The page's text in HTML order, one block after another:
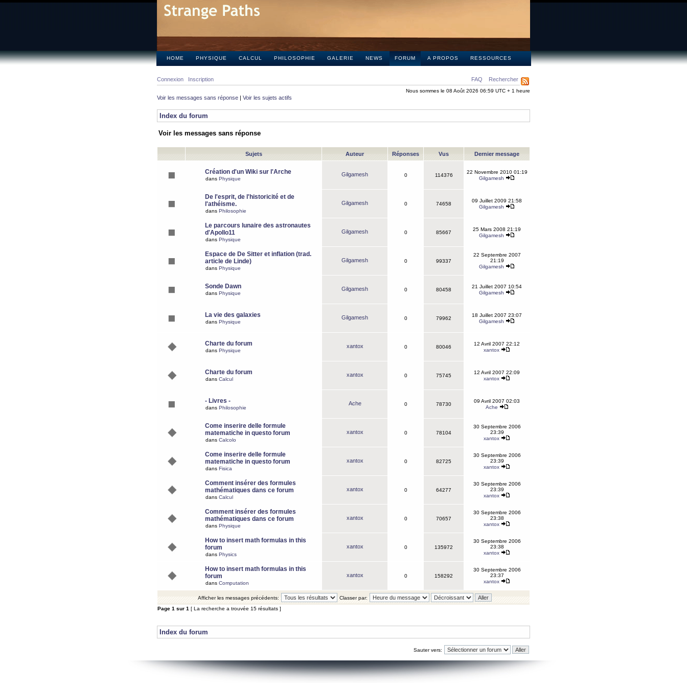
HOME PHYSIQUE CALCUL PHILOSOPHIE GALERIE NEWS FORUM A PROPOS RESSOURCES
FAQ Rechercher
Connexion Inscription
Nous sommes le 08 Août 2026 06:59 UTC + 1 heure
Voir les messages sans réponse | Voir les sujets actifs
Index du forum
Voir les messages sans réponse
Sujets Auteur Réponses Vus Dernier message
Création d'un Wiki sur l'Arche
dans Physique
Gilgamesh 0 114376
22 Novembre 2010 01:19
Gilgamesh
De l'esprit, de l'historicité et de
l'athéisme.
dans Philosophie
Gilgamesh 0 74658
09 Juillet 2009 21:58
Gilgamesh
Le parcours lunaire des astronautes
d'Apollo11
dans Physique
Gilgamesh 0 85667
25 Mars 2008 21:19
Gilgamesh
Espace de De Sitter et inflation (trad.
article de Linde)
dans Physique
Gilgamesh 0 99337
22 Septembre 2007
21:19
Gilgamesh
Sonde Dawn
dans Physique
Gilgamesh 0 80458
21 Juillet 2007 10:54
Gilgamesh
La vie des galaxies
dans Physique
Gilgamesh 0 79962
18 Juillet 2007 23:07
Gilgamesh
Charte du forum
dans Physique
xantox 0 80046
12 Avril 2007 22:12
xantox
Charte du forum
dans Calcul
xantox 0 75745
12 Avril 2007 22:09
xantox
- Livres -
dans Philosophie
Ache 0 78730
09 Avril 2007 02:03
Ache
Come inserire delle formule
matematiche in questo forum
dans Calcolo
xantox 0 78104
30 Septembre 2006
23:39
xantox
Come inserire delle formule
matematiche in questo forum
dans Fisica
xantox 0 82725
30 Septembre 2006
23:39
xantox
Comment insérer des formules
mathématiques dans ce forum
dans Calcul
xantox 0 64277
30 Septembre 2006
23:39
xantox
Comment insérer des formules
mathématiques dans ce forum
dans Physique
xantox 0 70657
30 Septembre 2006
23:38
xantox
How to insert math formulas in this
forum
dans Physics
xantox 0 135972
30 Septembre 2006
23:38
xantox
How to insert math formulas in this
forum
dans Computation
xantox 0 158292
30 Septembre 2006
23:37
xantox
Afficher les messages précédents:
Classer par:
Page 1 sur 1 [ La recherche a trouvée 15 résultats ]
Index du forum
Sauter vers: